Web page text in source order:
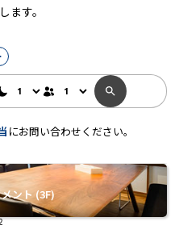
ます。
にお問い合わせください。
ント (3F)